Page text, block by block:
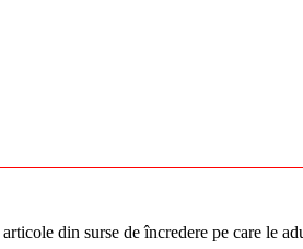
din surse de încredere pe care le